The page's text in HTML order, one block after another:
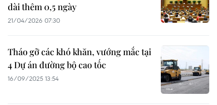
dài thêm 0,5 ngày
21/04/2026 07:30
Tháo gỡ các khó khăn, vướng mắc tại
4 Dự án đường bộ cao tốc
16/09/2025 13:54